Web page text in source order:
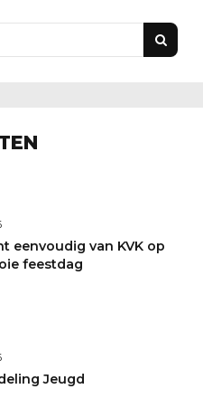
eenvoudig van KVK op
feestdag
Jeugd